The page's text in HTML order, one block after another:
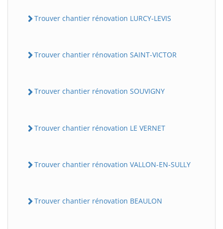
Trouver chantier rénovation LURCY-LEVIS
Trouver chantier rénovation SAINT-VICTOR
Trouver chantier rénovation SOUVIGNY
Trouver chantier rénovation LE VERNET
Trouver chantier rénovation VALLON-EN-SULLY
Trouver chantier rénovation BEAULON